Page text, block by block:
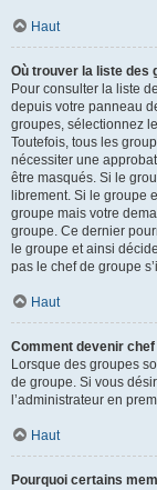
Haut
Où trouver la liste des
Pour consulter la liste
depuis votre panneau
groupes, sélectionnez
Toutefois, tous les
nécessiter une
être masqués. Si le
librement. Si le groupe
groupe mais votre
groupe. Ce dernier
le groupe et ainsi
pas le chef de groupe
Haut
Comment devenir chef
Lorsque des groupes
de groupe. Si vous
l’administrateur en
Haut
Pourquoi certains